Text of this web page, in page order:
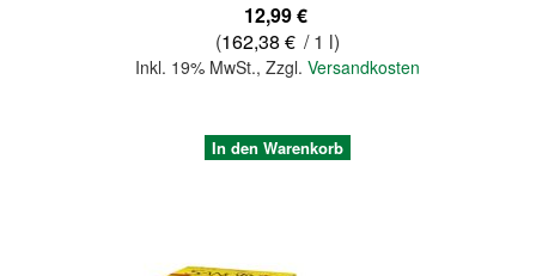
12,99 €
(162,38 € / 1 l)
Inkl. 19% MwSt.,Zzgl.Versandkosten
In den Warenkorb